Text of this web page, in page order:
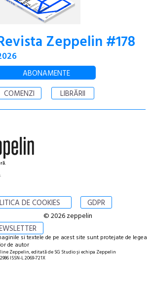
Zeppelin #178
ABONAMENTE
COMENZI
LIBRĂRII
DE COOKIES GDPR
© 2026 zeppelin
si textele de pe acest site sunt protejate de legea
de autor
Zeppelin, editată de SG Studio și echipa Zeppelin
ISSN-L 2069-721X